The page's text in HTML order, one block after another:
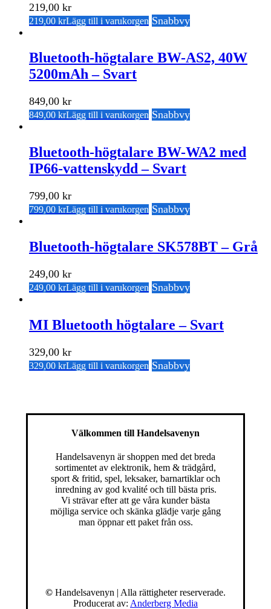
219,00 kr
219,00 krLägg till i varukorgen Snabbvy
Bluetooth-högtalare BW-AS2, 40W
5200mAh – Svart
849,00 kr
849,00 krLägg till i varukorgen Snabbvy
Bluetooth-högtalare BW-WA2 med
IP66-vattenskydd – Svart
799,00 kr
799,00 krLägg till i varukorgen Snabbvy
Bluetooth-högtalare SK578BT – Grå
249,00 kr
249,00 krLägg till i varukorgen Snabbvy
MI Bluetooth högtalare – Svart
329,00 kr
329,00 krLägg till i varukorgen Snabbvy
Välkommen till Handelsavenyn
Handelsavenyn är shoppen med det breda
sortimentet av elektronik, hem & trädgård,
sport & fritid, spel, leksaker, barnartiklar och
inredning av god kvalité och till bästa pris.
Vi strävar efter att ge våra kunder bästa
möjliga service och skänka glädje varje gång
man öppnar ett paket från oss.
© Handelsavenyn | Alla rättigheter reserverade.
Producerat av: Anderberg Media